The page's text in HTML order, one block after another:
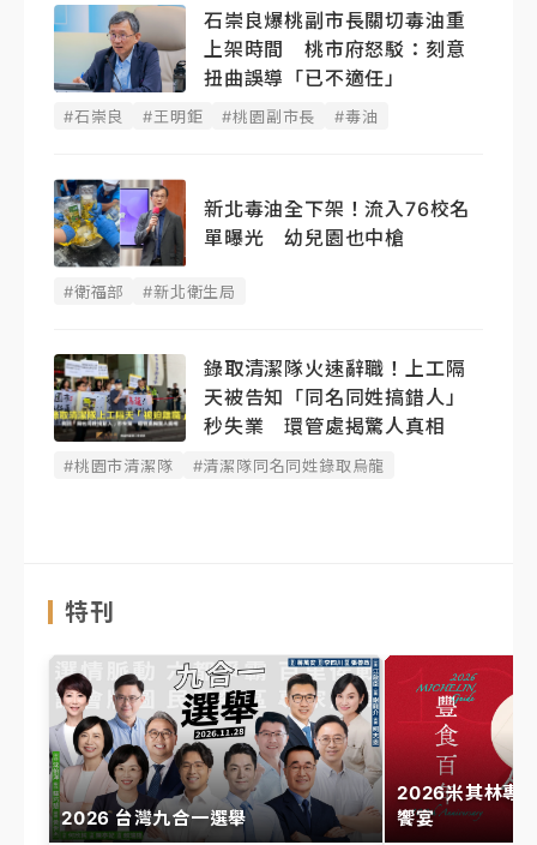
石崇良爆桃副市長關切毒油重
上架時間 桃市府怒駁：刻意
扭曲誤導「已不適任」
#石崇良 #王明鉅 #桃園副市長 #毒油
新北毒油全下架！流入76校名
單曝光 幼兒園也中槍
#衛福部 #新北衛生局
錄取清潔隊火速辭職！上工隔
天被告知「同名同姓搞錯人」
秒失業 環管處揭驚人真相
#桃園市清潔隊 #清潔隊同名同姓錄取烏龍
特刊
2026 台灣九合一選舉
2026米其林專
饗宴